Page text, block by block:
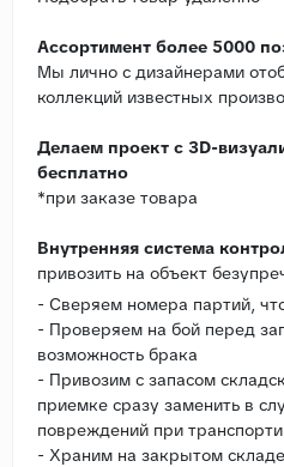
Ассортимент более 5000
Мы лично с дизайнерами
коллекций известных
Делаем проект с 3D-
бесплатно
*при заказе товара
Внутренняя система
привозить на объект
- Сверяем номера партий,
- Проверяем на бой перед
возможность брака
- Привозим с запасом
приемке сразу заменить в
повреждений при
- Храним на закрытом